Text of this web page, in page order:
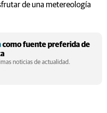
de una metereología
como fuente preferida de
noticias de actualidad.